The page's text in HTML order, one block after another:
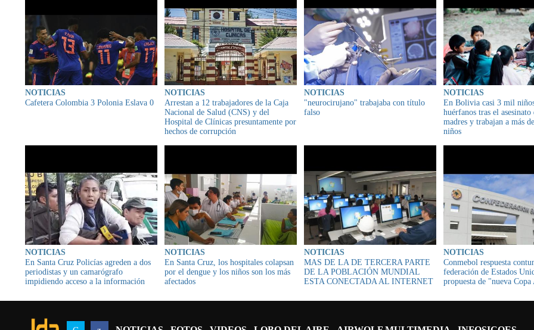
NOTICIAS
Cafetera Colombia 3 Polonia Eslava 0
NOTICIAS
Arrestan a 12 trabajadores de la Caja
Nacional de Salud (CNS) y del
Hospital de Clínicas presuntamente por
hechos de corrupción
NOTICIAS
"neurocirujano" trabajaba con título
falso
NOTICIAS
En Bolivia casi 3 mil
huérfanos tras el asesinato
madres y trabajan a más
niños
NOTICIAS
En Santa Cruz Policías agreden a dos
periodistas y un camarógrafo
impidiendo acceso a la información
NOTICIAS
En Santa Cruz, los hospitales colapsan
por el dengue y los niños son los más
afectados
NOTICIAS
MAS DE LA DE TERCERA PARTE
DE LA POBLACIÓN MUNDIAL
ESTA CONECTADA AL INTERNET
NOTICIAS
Conmebol respuesta
federación de Estados
propuesta de "nueva